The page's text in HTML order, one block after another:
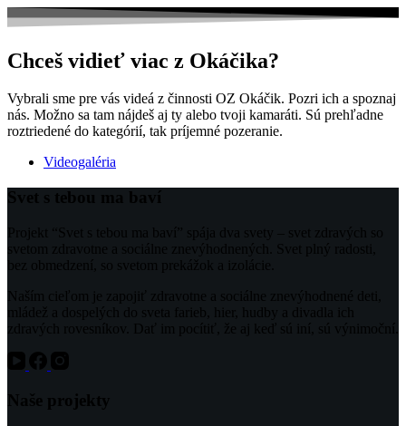
Chceš vidieť viac z Okáčika?
Vybrali sme pre vás videá z činnosti OZ Okáčik. Pozri ich a spoznaj
nás. Možno sa tam nájdeš aj ty alebo tvoji kamaráti. Sú prehľadne
roztriedené do kategórií, tak príjemné pozeranie.
Videogaléria
Svet s tebou ma baví
Projekt “Svet s tebou ma baví” spája dva svety – svet zdravých so
svetom zdravotne a sociálne znevýhodnených. Svet plný radosti,
bez obmedzení, so svetom prekážok a izolácie.
Naším cieľom je zapojiť zdravotne a sociálne znevýhodnené deti,
mládež a dospelých do sveta farieb, hier, hudby a divadla ich
zdravých rovesníkov. Dať im pocítiť, že aj keď sú iní, sú výnimoční.
Naše projekty